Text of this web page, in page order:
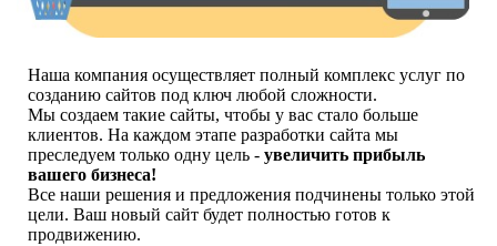
Наша компания осуществляет полный комплекс услуг по
созданию сайтов под ключ любой сложности.
Мы создаем такие сайты, чтобы у вас стало больше
клиентов. На каждом этапе разработки сайта мы
преследуем только одну цель - увеличить прибыль
вашего бизнеса!
Все наши решения и предложения подчинены только этой
цели. Ваш новый сайт будет полностью готов к
продвижению.